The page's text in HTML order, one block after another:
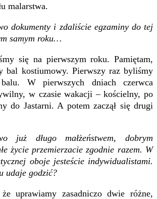
malarstwa.
dokumenty i zdaliście egzaminy do tej
samym roku…
się na pierwszym roku. Pamiętam,
bal kostiumowy. Pierwszy raz byliśmy
W pierwszych dniach czerwca
w czasie wakacji – kościelny, po
do Jastarni. A potem zaczął się drugi
już długo małżeństwem, dobrym
życie przemierzacie zgodnie razem. W
oboje jesteście indywidualistami.
udaje godzić?
uprawiamy zasadniczo dwie różne,